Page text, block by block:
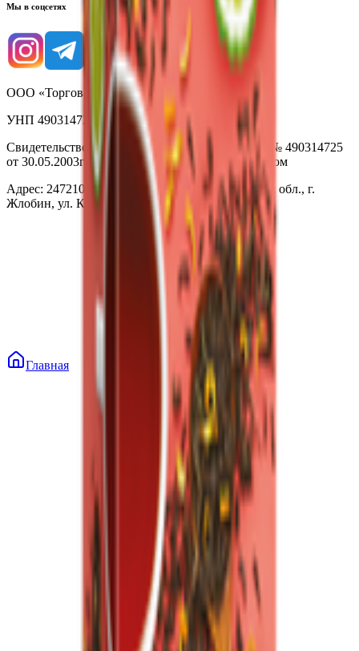
Мы в соцсетях
ООО «Торговая сеть «Продмир»
УНП 490314725
Свидетельство о государственной регистрации № 490314725
от 30.05.2003г выдано Гомельским облисполкомом
Адрес: 247210, Республика Беларусь, Гомельская обл., г.
Жлобин, ул. Козлова 2-А
Главная